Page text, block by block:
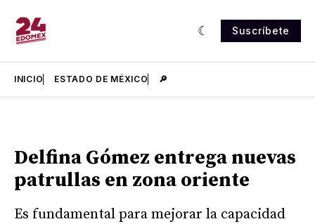
Suscríbete
INICIO ESTADO DE MÉXICO 🔎
Delfina Gómez entrega nuevas
patrullas en zona oriente
Es fundamental para mejorar la capacidad